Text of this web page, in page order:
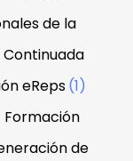
de la
eReps(1)
Formación
de